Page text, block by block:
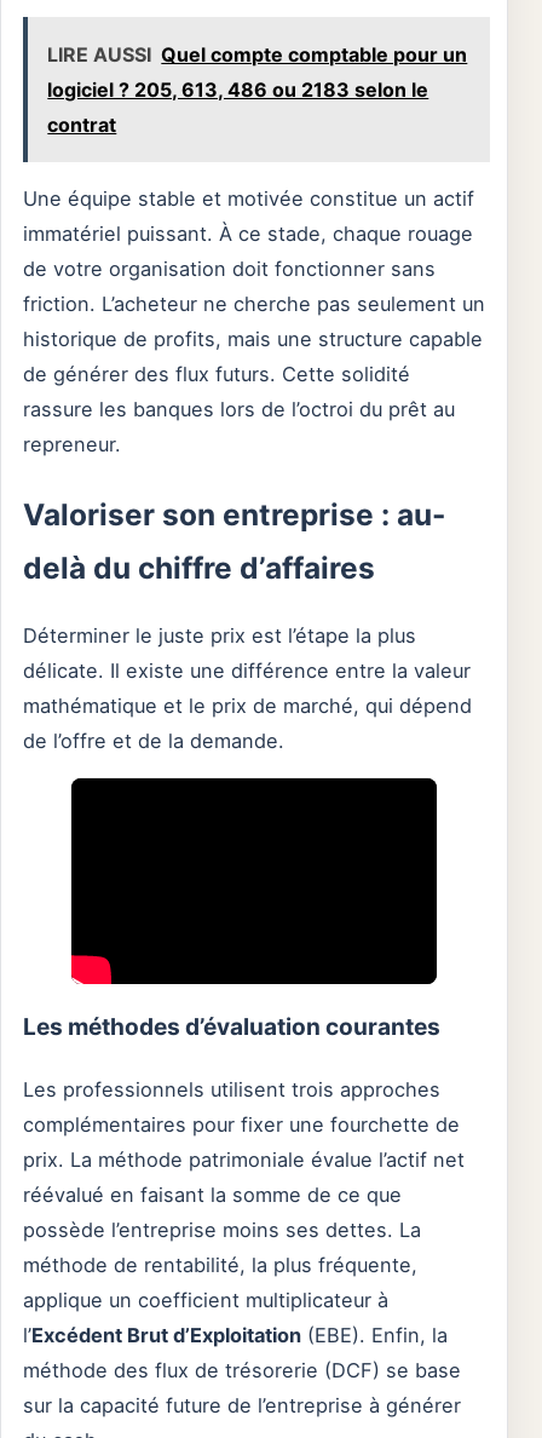
LIRE AUSSI Quel compte comptable pour un
logiciel ? 205, 613, 486 ou 2183 selon le
contrat
Une équipe stable et motivée constitue un actif
immatériel puissant. À ce stade, chaque rouage
de votre organisation doit fonctionner sans
friction. L’acheteur ne cherche pas seulement un
historique de profits, mais une structure capable
de générer des flux futurs. Cette solidité
rassure les banques lors de l’octroi du prêt au
repreneur.
Valoriser son entreprise : au-
delà du chiffre d’affaires
Déterminer le juste prix est l’étape la plus
délicate. Il existe une différence entre la valeur
mathématique et le prix de marché, qui dépend
de l’offre et de la demande.
Les méthodes d’évaluation courantes
Les professionnels utilisent trois approches
complémentaires pour fixer une fourchette de
prix. La méthode patrimoniale évalue l’actif net
réévalué en faisant la somme de ce que
possède l’entreprise moins ses dettes. La
méthode de rentabilité, la plus fréquente,
applique un coefficient multiplicateur à
l’Excédent Brut d’Exploitation (EBE). Enfin, la
méthode des flux de trésorerie (DCF) se base
sur la capacité future de l’entreprise à générer